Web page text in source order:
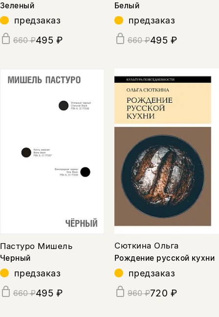
Зеленый
предзаказ
660 ₽495 ₽
Белый
предзаказ
660 ₽495 ₽
Пастуро Мишель
Черный
предзаказ
660 ₽495 ₽
Сюткина Ольга
Рождение русской кухни
предзаказ
960 ₽720 ₽